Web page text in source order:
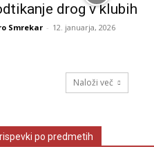
drog v klubih
Smrekar - 12. januarja, 2026
Naloži več
po predmetih